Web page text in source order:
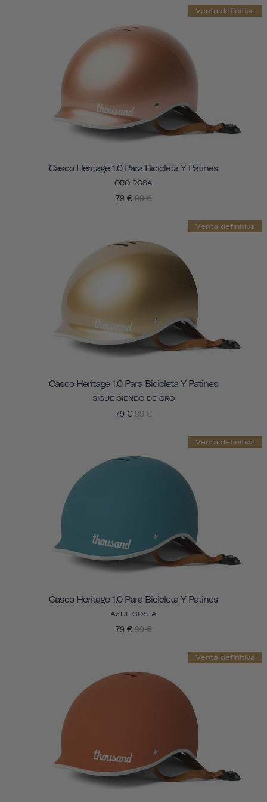
Venta definitiva
Casco Heritage 1.0 Para Bicicleta Y Patines
ORO ROSA
79 € 99 €
Venta definitiva
Casco Heritage 1.0 Para Bicicleta Y Patines
SIGUE SIENDO DE ORO
79 € 99 €
Venta definitiva
Casco Heritage 1.0 Para Bicicleta Y Patines
AZUL COSTA
79 € 99 €
Venta definitiva